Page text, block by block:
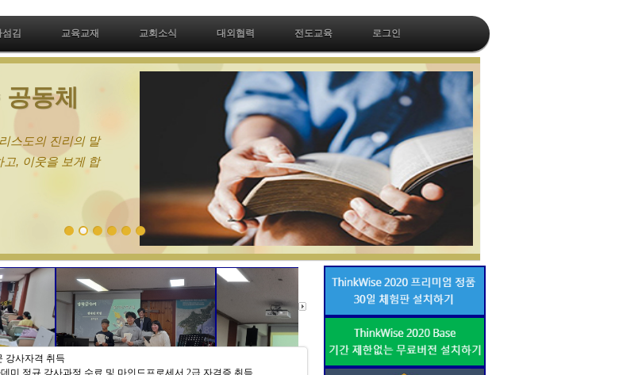
섬김 교육교재 교회소식 대외협력 전도교육 로그인
은사공동체
을 원하십니다. 성령충만함으
질병도 고침을 받습니다.
강사자격 취득
미 정규 강사과정 수료 및 마인드프로세서 2급 자격증 취득